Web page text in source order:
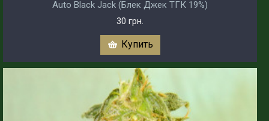
Auto Black Jack (Блек Джек ТГК 19%)
30 грн.
Купить